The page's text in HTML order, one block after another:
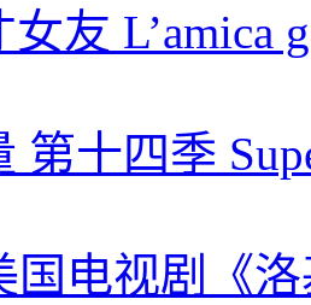
友 L’amica
第十四季
国电视剧《